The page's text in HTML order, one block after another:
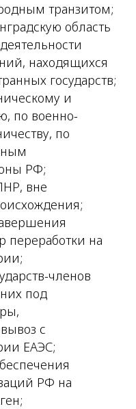
транзитом;
область
находящихся
государств;
и
по военно-
по
РФ;
вне
переработки на
членов
под
с
ЕАЭС;
РФ на